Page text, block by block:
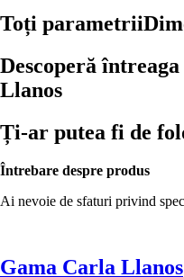
Toți parametrii
Descoperă
Llanos
Ți-ar putea fi de
Întrebare despre produs
Ai nevoie de sfaturi privind
Gama Carla Llanos